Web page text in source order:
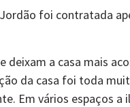
foi contratada
deixam a casa mais
da casa foi toda
Em vários espaços a